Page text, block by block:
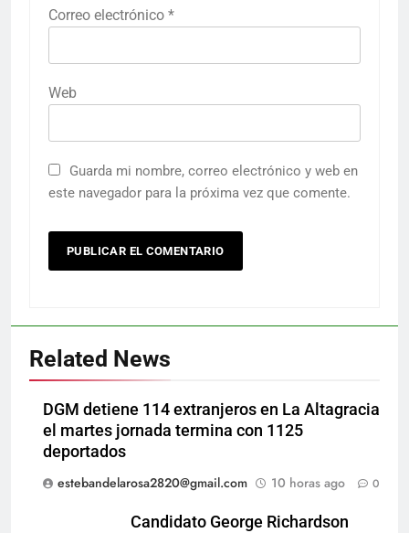
Correo electrónico *
Web
Guarda mi nombre, correo electrónico y web en
este navegador para la próxima vez que comente.
Related News
DGM detiene 114 extranjeros en La Altagracia
el martes jornada termina con 1125
deportados
estebandelarosa2820@gmail.com
10 horas ago 0
Candidato George Richardson